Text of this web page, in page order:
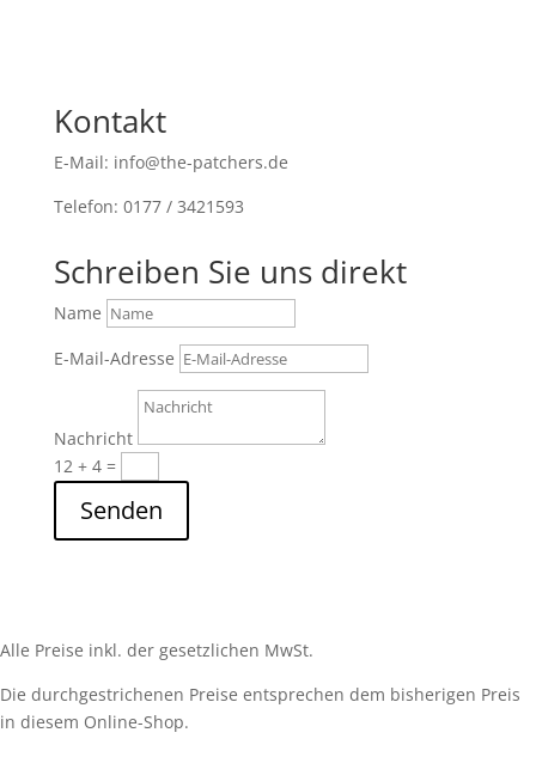
Kontakt
E-Mail: info@the-patchers.de
Telefon: 0177 / 3421593
Schreiben Sie uns direkt
Name
E-Mail-Adresse
Nachricht
12 + 4=
Senden
Alle Preise inkl. der gesetzlichen MwSt.
Die durchgestrichenen Preise entsprechen dem bisherigen Preis
in diesem Online-Shop.